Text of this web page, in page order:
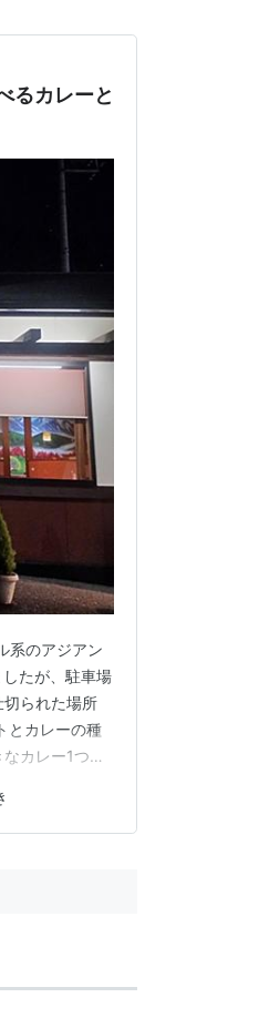
るカレーと
系のアジアン
たが、駐車場
られた場所
とカレーの種
カレー1つ、
ると40種類く